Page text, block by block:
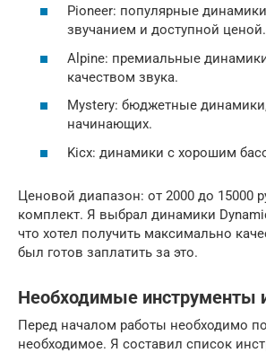
Pioneer: популярные
звучанием и доступной ценой.
Alpine: премиальные
качеством звука.
Mystery: бюджетные
начинающих.
Kicx: динамики с хорошим
Ценовой диапазон: от 2000 до 15000
комплект. Я выбрал динамики
что хотел получить максимально
был готов заплатить за это.
Необходимые инструменты
Перед началом работы необходимо
необходимое. Я составил список